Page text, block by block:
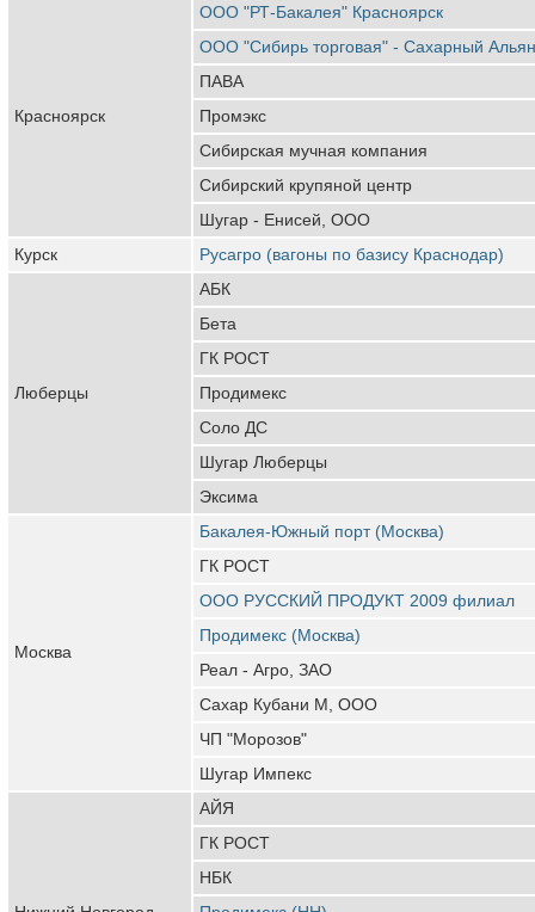
Красноярск
ООО "РТ-Бакалея" Красноярск
ООО "Сибирь торговая" - Сахарный
ПАВА
Промэкс
Сибирская мучная компания
Сибирский крупяной центр
Шугар - Енисей, ООО
Курск
Русагро (вагоны по базису Краснодар)
Люберцы
АБК
Бета
ГК РОСТ
Продимекс
Соло ДС
Шугар Люберцы
Эксима
Москва
Бакалея-Южный порт (Москва)
ГК РОСТ
ООО РУССКИЙ ПРОДУКТ 2009 филиал
Продимекс (Москва)
Реал - Агро, ЗАО
Сахар Кубани М, ООО
ЧП "Морозов"
Шугар Импекс
АЙЯ
ГК РОСТ
НБК